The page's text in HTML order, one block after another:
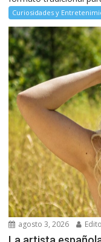
Curiosidades y
agosto 3, 2026